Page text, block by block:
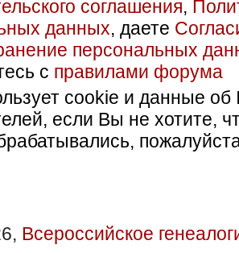
соглашения,
данных, даете
персональных
с правилами форума
cookie и данные об
если Вы не хотите,
Всероссийское